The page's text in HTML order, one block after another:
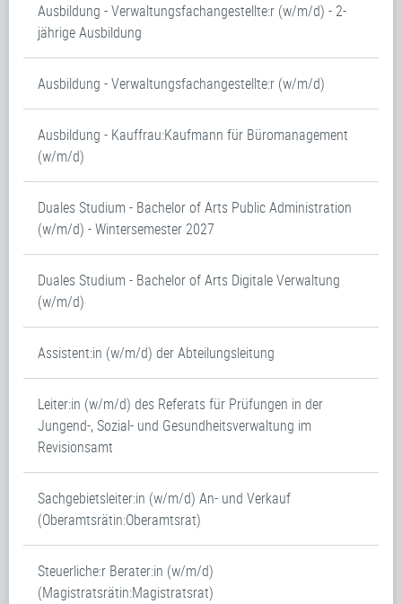
Ausbildung - Verwaltungsfachangestellte:r (w/m/d) - 2-
jährige Ausbildung
Ausbildung - Verwaltungsfachangestellte:r (w/m/d)
Ausbildung - Kauffrau:Kaufmann für Büromanagement
(w/m/d)
Duales Studium - Bachelor of Arts Public Administration
(w/m/d) - Wintersemester 2027
Duales Studium - Bachelor of Arts Digitale Verwaltung
(w/m/d)
Assistent:in (w/m/d) der Abteilungsleitung
Leiter:in (w/m/d) des Referats für Prüfungen in der
Jungend-, Sozial- und Gesundheitsverwaltung im
Revisionsamt
Sachgebietsleiter:in (w/m/d) An- und Verkauf
(Oberamtsrätin:Oberamtsrat)
Steuerliche:r Berater:in (w/m/d)
(Magistratsrätin:Magistratsrat)